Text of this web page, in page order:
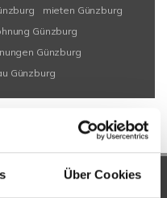
Über Cookies
mieten Günzburg
Günzburg
Günzburg
Günzburg
&